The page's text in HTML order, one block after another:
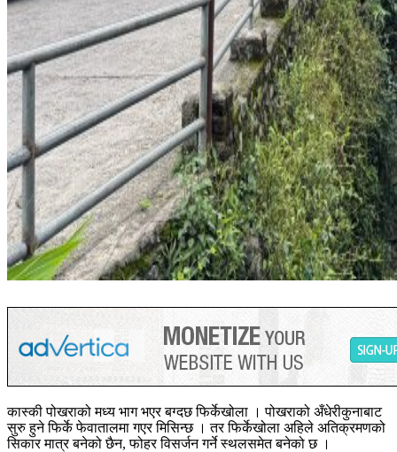
कास्की पोखराको मध्य भाग भएर बग्दछ फिर्केखोला । पोखराको अँधेरीकुनाबाट
सुरु हुने फिर्के फेवातालमा गएर मिसिन्छ । तर फिर्केखोला अहिले अतिक्रमणको
सिकार मात्र बनेको छैन, फोहर विसर्जन गर्ने स्थलसमेत बनेको छ ।